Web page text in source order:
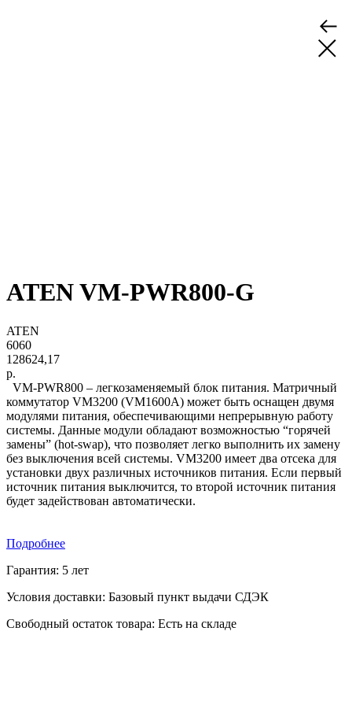
ATEN VM-PWR800-G
ATEN
6060
128624,17
р.
VM-PWR800 – легкозаменяемый блок питания. Матричный
коммутатор VM3200 (VM1600А) может быть оснащен двумя
модулями питания, обеспечивающими непрерывную работу
системы. Данные модули обладают возможностью “горячей
замены” (hot-swap), что позволяет легко выполнить их замену
без выключения всей системы. VM3200 имеет два отсека для
установки двух различных источников питания. Если первый
источник питания выключится, то второй источник питания
будет задействован автоматически.
Подробнее
Гарантия: 5 лет
Условия доставки: Базовый пункт выдачи СДЭК
Свободный остаток товара: Есть на складе